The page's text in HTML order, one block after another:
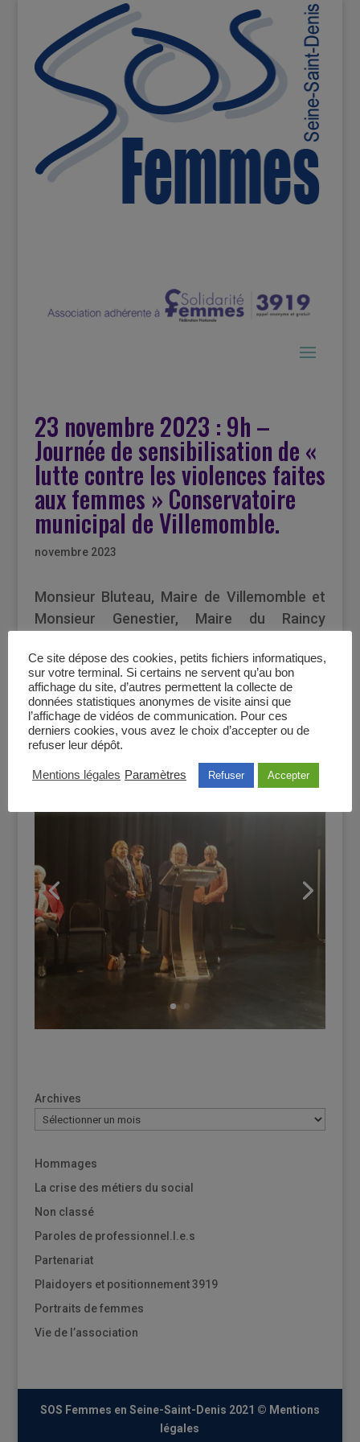
23 novembre 2023 : 9h –
Journée de sensibilisation de «
lutte contre les violences faites
aux femmes » Conservatoire
municipal de Villemomble.
novembre 2023
Monsieur Bluteau, Maire de Villemomble et
Monsieur Genestier, Maire du Raincy
« un toit pour elle ».
Archives
Hommages
La crise des métiers du social
Non classé
Paroles de professionnel.l.e.s
Partenariat
Plaidoyers et positionnement 3919
Portraits de femmes
Vie de l’association
SOS Femmes en Seine-Saint-Denis 2021 © Mentions
légales
Ce site dépose des cookies, petits fichiers informatiques,
sur votre terminal. Si certains ne servent qu’au bon
affichage du site, d’autres permettent la collecte de
données statistiques anonymes de visite ainsi que
l’affichage de vidéos de communication. Pour ces
derniers cookies, vous avez le choix d’accepter ou de
refuser leur dépôt.
Mentions légales Paramètres Refuser Accepter